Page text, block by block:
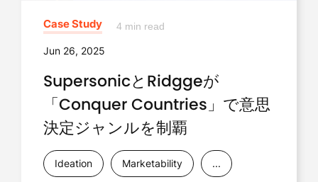
Case Study 4 min read
Jun 26, 2025
SupersonicとRidggeが
「Conquer Countries」で意思
決定ジャンルを制覇
Ideation Marketability ...